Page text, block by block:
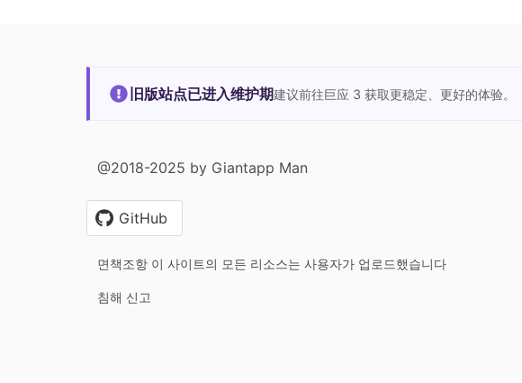
旧版站点已进入维护期建议前往巨应 3 获取更稳定、更好的体验。
@2018-2025 by Giantapp Man
GitHub
면책조항 이 사이트의 모든 리소스는 사용자가 업로드했습니다
침해 신고